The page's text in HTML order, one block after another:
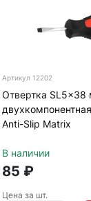
Артикул12202
Отвертка SL5x38
Anti-Slip Matrix
В наличии
85 ₽
Цена за шт.